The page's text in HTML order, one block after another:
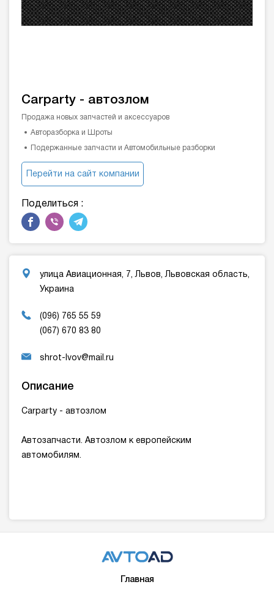
Carparty - автозлом
Продажа новых запчастей и аксессуаров
Авторазборка и Шроты
Подержанные запчасти и Автомобильные разборки
Перейти на сайт компании
Поделиться :
улица Авиационная, 7, Львов, Львовская область,
Украина
(096) 765 55 59
(067) 670 83 80
shrot-lvov@mail.ru
Описание
Carparty - автозлом
Автозапчасти. Автозлом к европейским
автомобилям.
Главная